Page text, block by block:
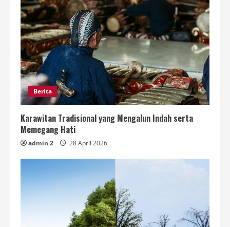
Berita
Karawitan Tradisional yang Mengalun Indah serta
Memegang Hati
admin 2 28 April 2026